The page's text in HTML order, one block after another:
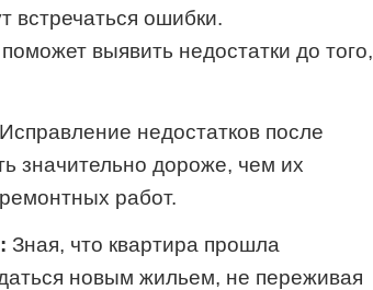
встречаться ошибки.
выявить недостатки до того,
Исправление недостатков после
значительно дороже, чем их
работ.
Зная, что квартира прошла
новым жильем, не переживая